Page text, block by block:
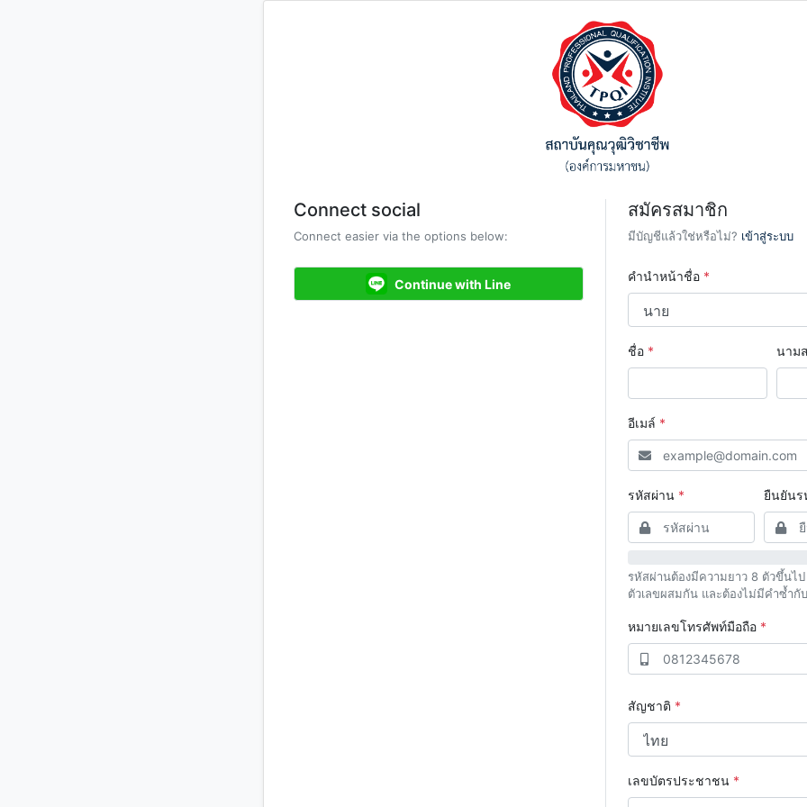
Connect social
Connect easier via the options below:
Continue with Line
สมัครสมาชิก
มีบัญชีแล้วใช่หรือไม่? เข้าสู่ระบบ
คำนำหน้าชื่อ *
ชื่อ * นาม
อีเมล์ *
รหัสผ่าน * ยืนยันร
รหัสผ่านต้องมีความยาว 8 ตัวขึ้นไ
ตัวเลขผสมกัน และต้องไม่มีคำซ้ำกั
หมายเลขโทรศัพท์มือถือ *
สัญชาติ *
เลขบัตรประชาชน *